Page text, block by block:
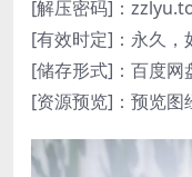
[解压密码]：
[有效时定]：永久，
[储存形式]：百度网
[资源预览]：预览图